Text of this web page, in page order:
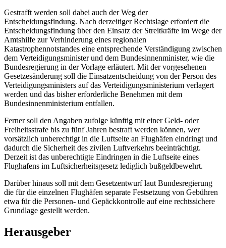
Gestrafft werden soll dabei auch der Weg der
Entscheidungsfindung. Nach derzeitiger Rechtslage erfordert die
Entscheidungsfindung über den Einsatz der Streitkräfte im Wege der
Amtshilfe zur Verhinderung eines regionalen
Katastrophennotstandes eine entsprechende Verständigung zwischen
dem Verteidigungsminister und dem Bundesinnenminister, wie die
Bundesregierung in der Vorlage erläutert. Mit der vorgesehenen
Gesetzesänderung soll die Einsatzentscheidung von der Person des
Verteidigungsministers auf das Verteidigungsministerium verlagert
werden und das bisher erforderliche Benehmen mit dem
Bundesinnenministerium entfallen.
Ferner soll den Angaben zufolge künftig mit einer Geld- oder
Freiheitsstrafe bis zu fünf Jahren bestraft werden können, wer
vorsätzlich unberechtigt in die Luftseite an Flughäfen eindringt und
dadurch die Sicherheit des zivilen Luftverkehrs beeinträchtigt.
Derzeit ist das unberechtigte Eindringen in die Luftseite eines
Flughafens im Luftsicherheitsgesetz lediglich bußgeldbewehrt.
Darüber hinaus soll mit dem Gesetzentwurf laut Bundesregierung
die für die einzelnen Flughäfen separate Festsetzung von Gebühren
etwa für die Personen- und Gepäckkontrolle auf eine rechtssichere
Grundlage gestellt werden.
Herausgeber